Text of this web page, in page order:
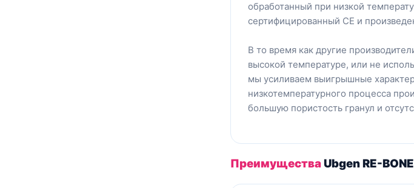
обработанный при низкой
сертифицированный CE и
В то время как другие
высокой температуре, или не
мы усиливаем выигрышные
низкотемпературного процесса
большую пористость гранул и
ПреимуществаUbgen RE-